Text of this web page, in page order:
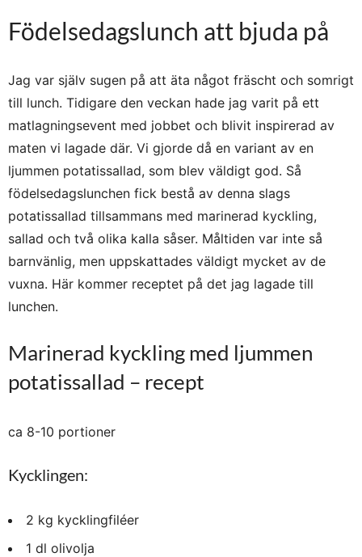
Födelsedagslunch att bjuda på
Jag var själv sugen på att äta något fräscht och somrigt
till lunch. Tidigare den veckan hade jag varit på ett
matlagningsevent med jobbet och blivit inspirerad av
maten vi lagade där. Vi gjorde då en variant av en
ljummen potatissallad, som blev väldigt god. Så
födelsedagslunchen fick bestå av denna slags
potatissallad tillsammans med marinerad kyckling,
sallad och två olika kalla såser. Måltiden var inte så
barnvänlig, men uppskattades väldigt mycket av de
vuxna. Här kommer receptet på det jag lagade till
lunchen.
Marinerad kyckling med ljummen
potatissallad – recept
ca 8-10 portioner
Kycklingen:
2 kg kycklingfiléer
1 dl olivolja